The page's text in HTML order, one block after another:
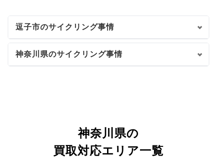
逗子市のサイクリング事情
神奈川県のサイクリング事情
神奈川県の
買取対応エリア一覧